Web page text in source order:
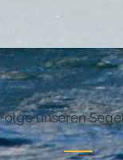
unseren